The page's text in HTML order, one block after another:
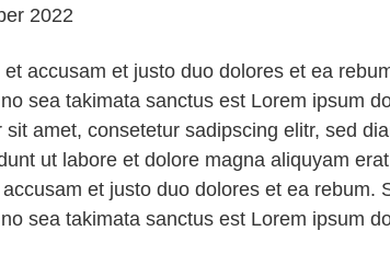
2022
accusam et justo duo dolores et ea
sea takimata sanctus est Lorem ipsum
sit amet, consetetur sadipscing elitr, sed
ut labore et dolore magna aliquyam
et justo duo dolores et ea rebum.
sea takimata sanctus est Lorem ipsum